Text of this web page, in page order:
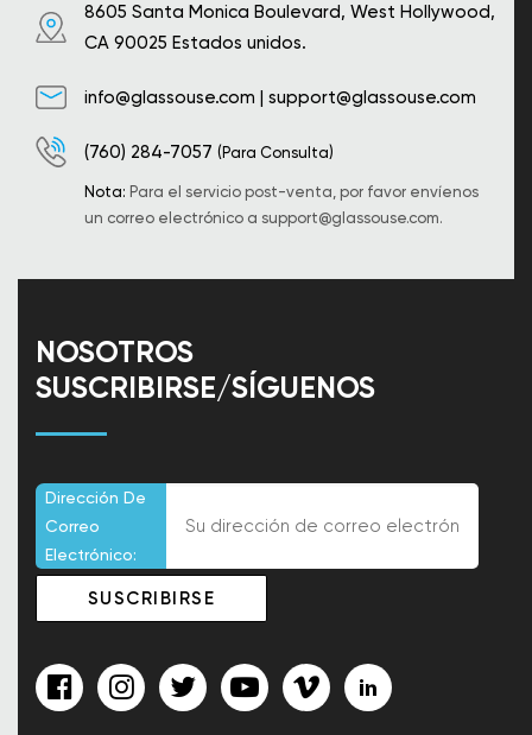
8605 Santa Monica Boulevard, West Hollywood,
CA 90025 Estados unidos.
info@glassouse.com | support@glassouse.com
(760) 284-7057 (Para Consulta)
Nota: Para el servicio post-venta, por favor envíenos
un correo electrónico a support@glassouse.com.
NOSOTROS
SUSCRIBIRSE/SÍGUENOS
Dirección De
Correo
Electrónico: